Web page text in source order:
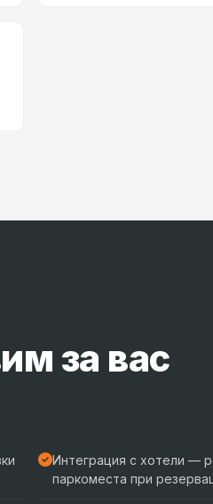
за вас
Интеграция с хотели —
паркоместа при